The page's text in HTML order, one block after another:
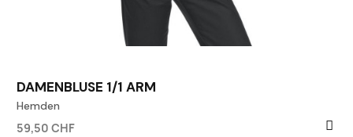
DAMENBLUSE 1/1 ARM
Hemden
59,50 CHF